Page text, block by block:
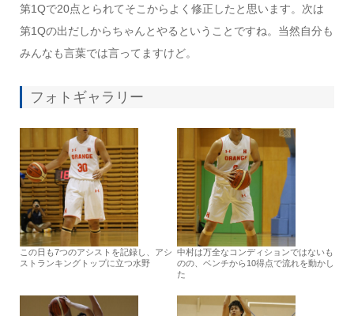
第1Qで20点とられてそこからよく修正したと思います。次は
第1Qの出だしからちゃんとやるということですね。当然自分も
みんなも言葉では言ってますけど。
フォトギャラリー
この日も7つのアシストを記録し、アシ
ストランキングトップに立つ水野
中村は万全なコンディションではないも
のの、ベンチから10得点で流れを動かし
た